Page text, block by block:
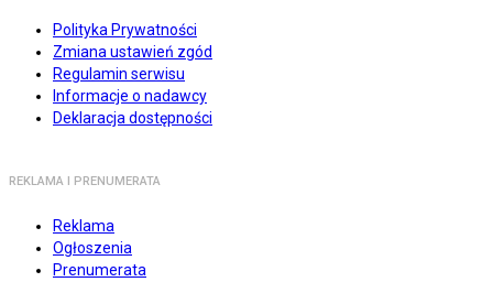
Polityka Prywatności
Zmiana ustawień zgód
Regulamin serwisu
Informacje o nadawcy
Deklaracja dostępności
REKLAMA I PRENUMERATA
Reklama
Ogłoszenia
Prenumerata